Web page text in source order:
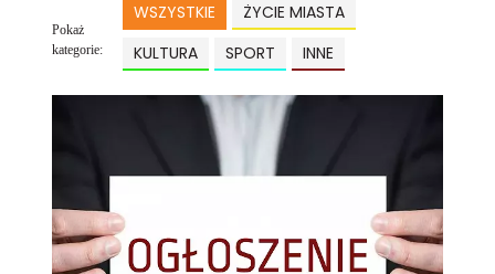
Pokaż
kategorie:
WSZYSTKIE
ŻYCIE MIASTA
KULTURA
SPORT INNE